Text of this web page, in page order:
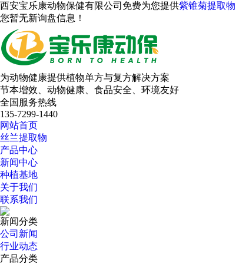
西安宝乐康动物保健有限公司免费为您提供紫锥菊提取物
您暂无新询盘信息！
为动物健康提供植物单方与复方解决方案
节本增效、动物健康、食品安全、环境友好
全国服务热线
135-7299-1440
网站首页
丝兰提取物
产品中心
新闻中心
种植基地
关于我们
联系我们
新闻分类
公司新闻
行业动态
产品分类